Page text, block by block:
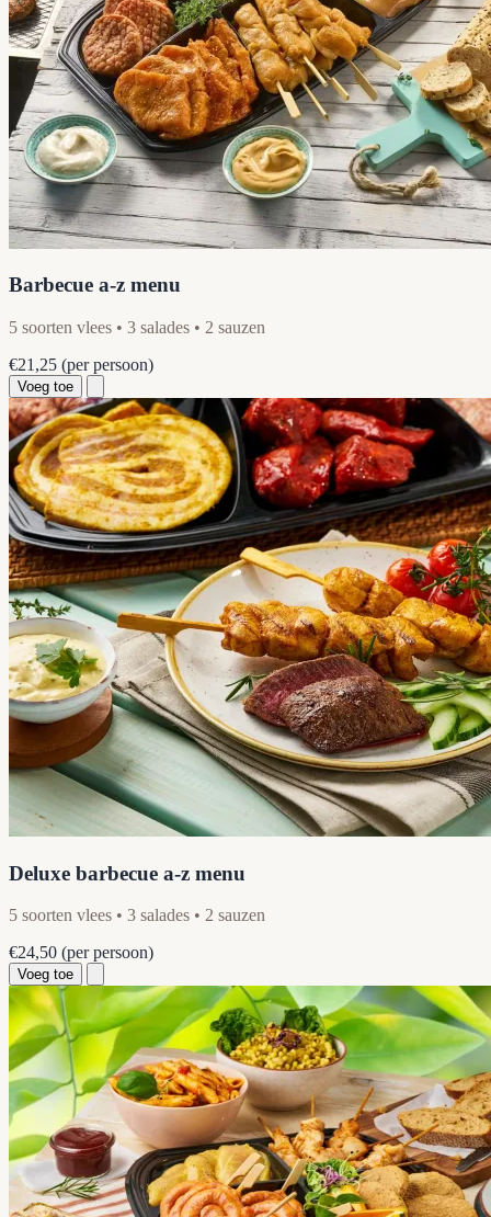
Barbecue a-z menu
5 soorten vlees • 3 salades • 2 sauzen
€21,25 (per persoon)
Voeg toe
Deluxe barbecue a-z menu
5 soorten vlees • 3 salades • 2 sauzen
€24,50 (per persoon)
Voeg toe